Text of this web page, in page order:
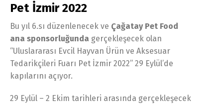
Pet İzmir 2022
Bu yıl 6.sı düzenlenecek ve Çağatay Pet Food
ana sponsorluğunda gerçekleşecek olan
“Uluslararası Evcil Hayvan Ürün ve Aksesuar
Tedarikçileri Fuarı Pet İzmir 2022” 29 Eylül’de
kapılarını açıyor.
29 Eylül – 2 Ekim tarihleri arasında gerçekleşecek